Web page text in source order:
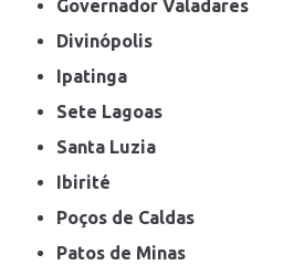
Governador Valadares
Divinópolis
Ipatinga
Sete Lagoas
Santa Luzia
Ibirité
Poços de Caldas
Patos de Minas